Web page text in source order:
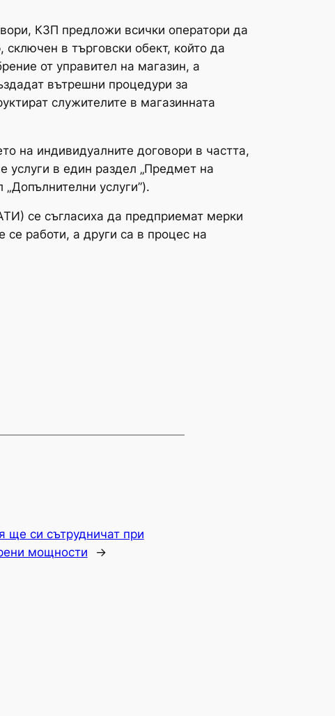
КЗП предложи всички оператори да
сключен в търговски обект, който да
от управител на магазин, а
вътрешни процедури за
служителите в магазинната
на индивидуалните договори в частта,
услуги в един раздел „Предмет на
услуги”).
се съгласиха да предприемат мерки
работи, а други са в процес на
ще си сътрудничат при
мощности
→